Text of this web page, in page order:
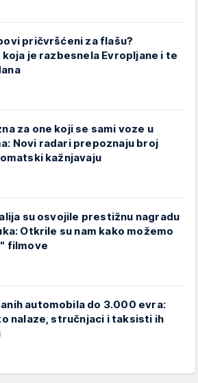
pričvršćeni za flašu?
koja je razbesnela Evropljane i te
za one koji se sami voze u
Novi radari prepoznaju broj
kažnjavaju
su osvojile prestižnu nagradu
Otkrile su nam kako možemo
filmove
automobila do 3.000 evra:
nalaze, stručnjaci i taksisti ih